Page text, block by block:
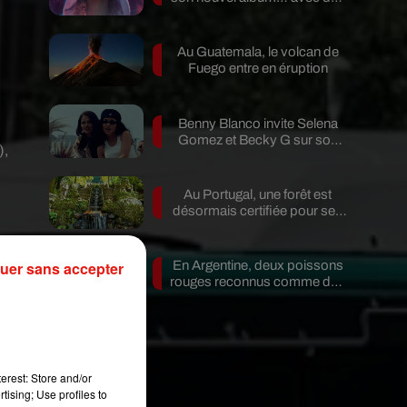
Au Guatemala, le volcan de
Fuego entre en éruption
Benny Blanco invite Selena
Gomez et Becky G sur son
Au Portugal, une forêt est
désormais certifiée pour ses
En Argentine, deux poissons
rouges reconnus comme des
Store and/or
Use profiles to
sans accepter